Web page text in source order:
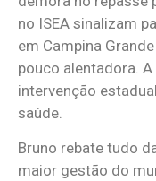
no ISEA sinalizam
em Campina
pouco alentadora.
intervenção
saúde.
Bruno rebate tudo
maior gestão do